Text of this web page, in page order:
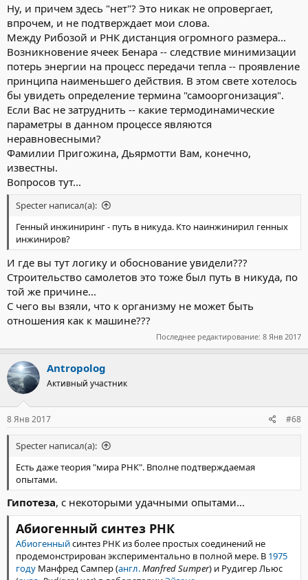
стенок). Нальём в чайник воду. Всё пока просто - тепло снизу
вырабатывается, сверху (через крышку) теряется. Модель
планеты, нагреваемой Солнцем (и собственным теплом) и
сбрасывающей теплоту в космос. Выставим реостат на
минимум и включим чайник.
Пока поступление тепла меньше теплопроводности воды - всё
зашибись, энтропия увеличивается, идёт тепловое движение
молекул, тепло спокойно сбрасывается. Передвинули реостат
дальше, увеличили количество тепла. Диск нагревает нижние
слои воды быстрее, чем тепло путём обычной
теплопроводности успевает прогреть верхние слои воды.
Тёплая вода расширяется, становится легче и вуаля -
самоорганизация! Возникает конвекция, т.е. направленное
движение потоков воды. Одна, две или несколько (в
зависимости от размеров чайника и параметров жидкости)
конвективных ячеек. Вода крутится, теплосброс идёт, состояние
системы стабильное. Всё зашибись, добавим драйва, т.е. тепла.
Следующий уровень самоорганизации - кипение. Система ещё
усложняется - появляются пузырьки газа, которые растут в
слоях перегретой жидкости и схлопываются в верхних, более
холодных, отдавая им тепло (чайник шумит). Дальше, когда
вся вода нагрелась до точки кипения, теплоперенос идёт
только за счёт парообразования на диске чайника.
Это чистая, голая физика. Теперь добавим немного химии
(например, спиртику и прочей органики) по вкусу. А химия нам
даст дополнительные механизмы теплопереноса -
эндотермические и экзотермические реакции. Начиная от
банальных комплексообразований и заканчивая
поликонденсацией и гидролизом. Принцип Ле-Шателье-
Брауна - где чего в избытке, там оно и утилизируется. Там где
много тепла - идут эндотермические реакции (точнее
равновесие смещается в их сторону), там где тепла мало -
экзотермические. Где воды много - идёт гидролиз, где воды
вымораживания (модель "первичное мороженное"), высокой
концентрации жиров (модель "первичного маргарина") - там
идёт поликонденсация. Т.е. грубо говоря - кругооборот
процессов логика у них одна - усилить кругооборот (повысить
ВВП) и противодействовать внешним изменениям
(стабилизация обстановки). Я бы сказал, что первые "признаки
жизни появляются уже на этом уровне. Но как быть с
размножением?Среди всех этих реакций есть и
автокаталитические, сиречь, сами себя ускоряющие, например
Ну, и причем здесь "нет"? Это никак не опровергает,
впрочем, и не подтверждает мои слова.
Между Рибозой и РНК дистанция огромного размера...
Возникновение ячеек Бенара -- следствие минимизации
потерь энергии на процесс передачи тепла -- проявление
принципа наименьшего действия. В этом свете хотелось
бы увидеть определение термина "самооргонизация".
Если Вас не затруднить -- какие термодинамические
параметры в данном процессе являются
неравновесными?
Фамилии Пригожина, Дьярмотти Вам, конечно,
известны.
Вопросов тут...
Specter написал(а):
Генный инжиниринг - путь в никуда. Кто наинжинирил генных
инжиниров?
И где вы тут логику и обоснование увидели???
Строительство самолетов это тоже был путь в никуда, по
той же причине...
С чего вы взяли, что к организму не может быть
отношения как к машине???
Последнее редактирование: 8 Янв 2017
Antropolog
Активный участник
8 Янв 2017 #68
Specter написал(а):
Есть даже теория "мира РНК". Вполне подтверждаемая
опытами.
Гипотеза, с некоторыми удачными опытами...
Абиогенный синтез РНК
Абиогенныйсинтез РНК из более простых соединений не
продемонстрирован экспериментально в полной мере. В 1975
году Манфред Сампер (англ.Manfred Sumper) и Рудигер Льюс